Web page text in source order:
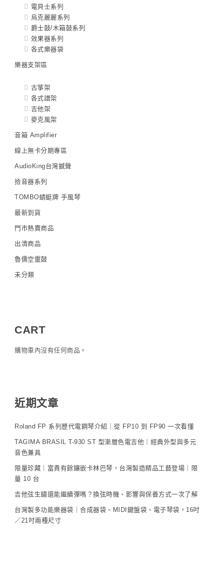
電貝士系列
烏克麗麗系列
爵士鼓/木箱鼓系列
效果器系列
各式樂器袋
樂器支架區
古箏架
各式譜架
吉他架
麥克風架
音箱 Amplifier
線上無卡分期專區
AudioKing台灣撼聲
拾音器系列
TOMBO蜻蜓牌 手風琴
最新到貨
門市熱賣商品
出清商品
魯儒空靈鼓
未分類
CART
購物車內沒有任何商品。
近期文章
Roland FP 系列歷代電鋼琴介紹｜從 FP10 到 FP90 一次看懂
TAGIMA BRASIL T-930 ST 型漸層色電吉他｜經典外型與多元
音色兼具
限量珍藏｜富貴有餘鑲嵌卡林巴琴，台灣製造精品工藝登場｜限
量 10 台
吉他弦生鏽還能繼續彈嗎？換弦時機、影響與保養方式一次了解
台灣製多功能樂器袋｜合成器袋、MIDI鍵盤袋、電子琴袋，16吋
／21吋兩種尺寸